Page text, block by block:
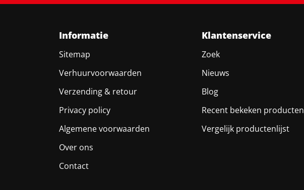
Informatie
Sitemap
Verhuurvoorwaarden
Verzending & retour
Privacy policy
Algemene voorwaarden
Over ons
Contact
Klantenservice
Zoek
Nieuws
Blog
Recent bekeken producten
Vergelijk productenlijst